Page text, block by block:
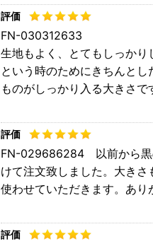
FN-030312633
生地もよく、とてもしっか
という時のためにきちんと
ものがしっかり入る大きさで
FN-029686284 以前から黒
けて注文致しました。大き
使わせていただきます。あり